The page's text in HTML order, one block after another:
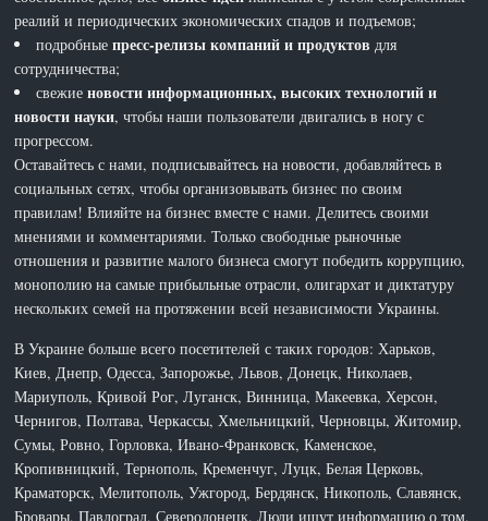
реалий и периодических экономических спадов и подъемов;
подробныепресс-релизы компаний и продуктов для
сотрудничества;
свежиеновости информационных, высоких технологий и
новости науки, чтобы наши пользователи двигались в ногу с
прогрессом.
Оставайтесь с нами, подписывайтесь на новости, добавляйтесь в
социальных сетях, чтобы организовывать бизнес по своим
правилам! Влияйте на бизнес вместе с нами. Делитесь своими
мнениями и комментариями. Только свободные рыночные
отношения и развитие малого бизнеса смогут победить коррупцию,
монополию на самые прибыльные отрасли, олигархат и диктатуру
нескольких семей на протяжении всей независимости Украины.
В Украине больше всего посетителей с таких городов: Харьков,
Киев, Днепр, Одесса, Запорожье, Львов, Донецк, Николаев,
Мариуполь, Кривой Рог, Луганск, Винница, Макеевка, Херсон,
Чернигов, Полтава, Черкассы, Хмельницкий, Черновцы, Житомир,
Сумы, Ровно, Горловка, Ивано-Франковск, Каменское,
Кропивницкий, Тернополь, Кременчуг, Луцк, Белая Церковь,
Краматорск, Мелитополь, Ужгород, Бердянск, Никополь, Славянск,
Бровары, Павлоград, Северодонецк. Люди ищут информацию о том,